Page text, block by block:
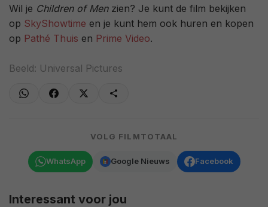
Wil je Children of Menzien? Je kunt de film bekijken
op SkyShowtime en je kunt hem ook huren en kopen
op Pathé Thuis en Prime Video.
Beeld: Universal Pictures
VOLG FILMTOTAAL
WhatsApp Google Nieuws Facebook
Interessant voor jou